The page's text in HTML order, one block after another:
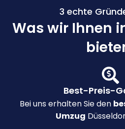
3 echte
Was wir Ihnen
Best-Preis-
Bei uns erhalten Sie den
Umzug